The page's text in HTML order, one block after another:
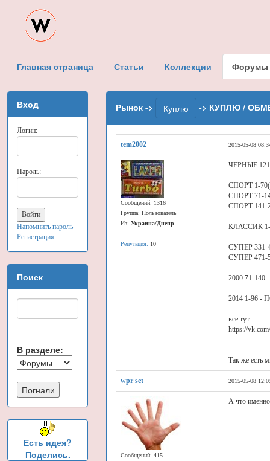
Главная страница Статьи Коллекции Форумы
Вход
Логин:
Пароль:
Напомнить пароль
Регистрация
Поиск
В разделе:
Есть идея?
Поделись.
Рынок -> Куплю -> КУПЛЮ /
tem2002 2015-05-08
Сообщений: 1316
Группа: Пользователь
Из:Украина/Днепр
Репутация: 10
ЧЕРНЫЕ
СПОРТ 1-
СПОРТ 71-
СПОРТ
КЛАССИК
СУПЕР
СУПЕР
2000 71-
2014 1-96 -
все тут
https://
Так же есть
wpr set 2015-05-08
Сообщений: 415
А что